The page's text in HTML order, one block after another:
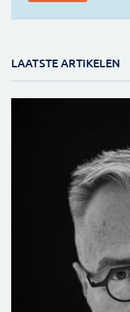
LAATSTE ARTIKELEN